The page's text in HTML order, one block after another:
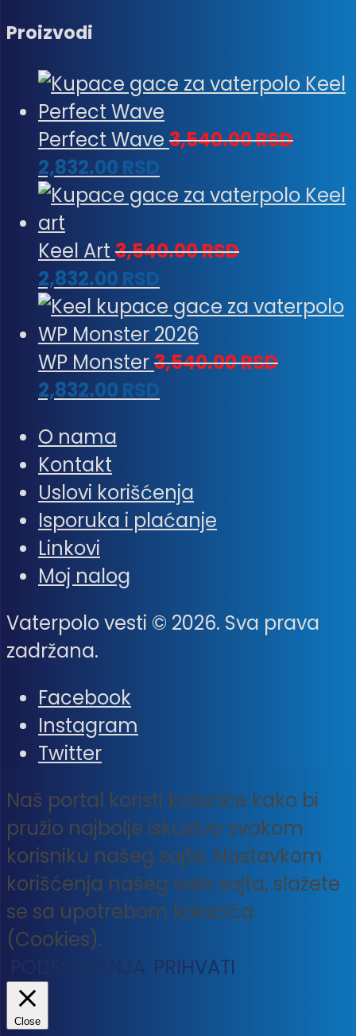
Proizvodi
Perfect Wave 3,540.00RSD
2,832.00 RSD
Keel Art 3,540.00RSD
2,832.00 RSD
WP Monster3,540.00RSD
2,832.00 RSD
O nama
Kontakt
Uslovi korišćenja
Isporuka i plaćanje
Linkovi
Moj nalog
Vaterpolo vesti © 2026. Sva prava
zadržana.
Facebook
Instagram
Twitter
Naš portal koristi kolačiće kako bi
pružio najbolje iskustvo svakom
korisniku našeg sajta. Nastavkom
korišćenja našeg web sajta, slažete
se sa upotrebom kolačića
(Cookies).
PODEŠAVANJA PRIHVATI
Close